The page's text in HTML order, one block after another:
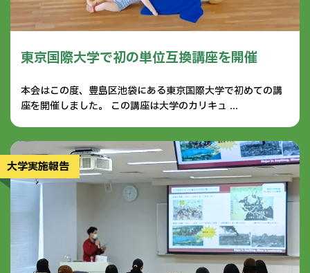
東京国際大学で初の単位互換講座を開催
本会はこの度、豊島区池袋にある東京国際大学で初めての講
座を開催しました。 この講座は大学のカリキュ ...
大学実施報告